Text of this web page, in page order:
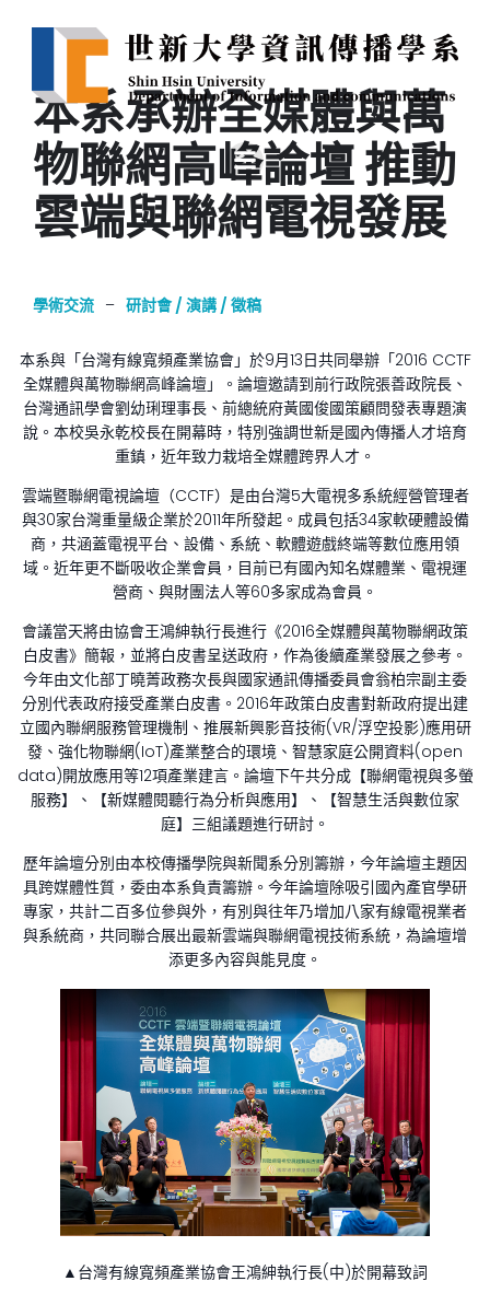
本系承辦全媒體與萬
物聯網高峰論壇 推動
雲端與聯網電視發展
學術交流 – 研討會 / 演講 / 徵稿
本系與「台灣有線寬頻產業協會」於9月13日共同舉辦「2016 CCTF
全媒體與萬物聯網高峰論壇」。論壇邀請到前行政院張善政院長、
台灣通訊學會劉幼琍理事長、前總統府黃國俊國策顧問發表專題演
說。本校吳永乾校長在開幕時，特別強調世新是國內傳播人才培育
重鎮，近年致力栽培全媒體跨界人才。
雲端暨聯網電視論壇（CCTF）是由台灣5大電視多系統經營管理者
與30家台灣重量級企業於2011年所發起。成員包括34家軟硬體設備
商，共涵蓋電視平台、設備、系統、軟體遊戲終端等數位應用領
域。近年更不斷吸收企業會員，目前已有國內知名媒體業、電視運
營商、與財團法人等60多家成為會員。
會議當天將由協會王鴻紳執行長進行《2016全媒體與萬物聯網政策
白皮書》簡報，並將白皮書呈送政府，作為後續產業發展之參考。
今年由文化部丁曉菁政務次長與國家通訊傳播委員會翁柏宗副主委
分別代表政府接受產業白皮書。2016年政策白皮書對新政府提出建
立國內聯網服務管理機制、推展新興影音技術(VR/浮空投影)應用研
發、強化物聯網(IoT)產業整合的環境、智慧家庭公開資料(open
data)開放應用等12項產業建言。論壇下午共分成【聯網電視與多螢
服務】、【新媒體閱聽行為分析與應用】、【智慧生活與數位家
庭】三組議題進行研討。
歷年論壇分別由本校傳播學院與新聞系分別籌辦，今年論壇主題因
具跨媒體性質，委由本系負責籌辦。今年論壇除吸引國內產官學研
專家，共計二百多位參與外，有別與往年乃增加八家有線電視業者
與系統商，共同聯合展出最新雲端與聯網電視技術系統，為論壇增
添更多內容與能見度。
▲台灣有線寬頻產業協會王鴻紳執行長(中)於開幕致詞